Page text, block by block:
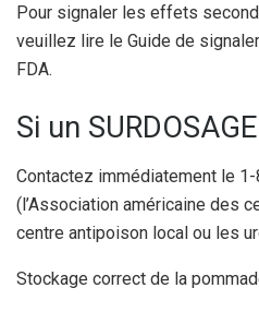
Pour signaler les effets
veuillez lire le Guide de
FDA.
Si un
Contactez immédiatement le
(l’Association américaine des
centre antipoison local ou les
Stockage correct de la